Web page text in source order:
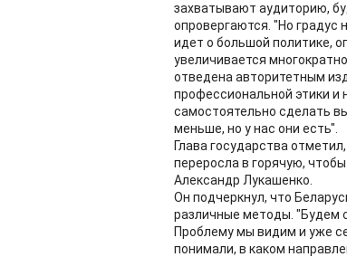
захватывают аудиторию,
опровергаются. "Но градус
идет о большой политике,
увеличивается
отведена авторитетным
профессиональной этики
самостоятельно сделать
меньше, но у нас они есть".
Глава государства
переросла в горячую,
Александр Лукашенко.
Он подчеркнул, что
различные методы. "Будем
Проблему мы видим и уже
понимали, в каком